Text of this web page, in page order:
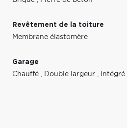
Revêtement de la toiture
Membrane élastomère
Garage
Chauffé
Double largeur Intégré